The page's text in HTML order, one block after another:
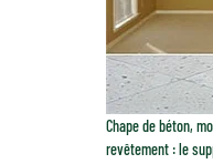
Chape de béton,
revêtement : le